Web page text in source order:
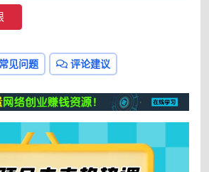
常见问题 评论建议